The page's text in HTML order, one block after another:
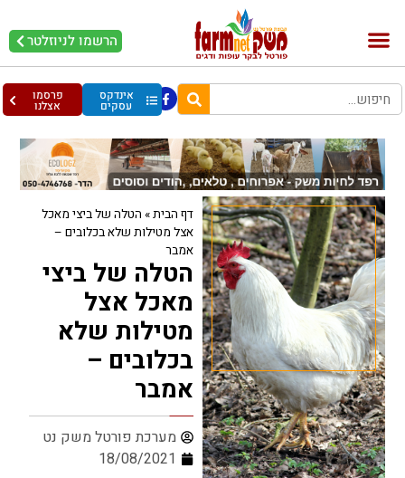
הרשמו לניוזלטר
אינדקס
עסקים
פרסמו
אצלנו
דף הבית» הטלה של ביצי מאכל
אצל מטילות שלא בכלובים –
אמבר
הטלה של ביצי
מאכל אצל
מטילות שלא
בכלובים –
אמבר
מערכת פורטל משק נט
18/08/2021